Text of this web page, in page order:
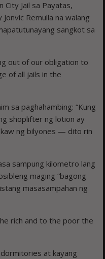
City Jail sa Payatas,
Remulla na walang
sangkot sa
out of our obligation to
of all jails in the
sa paghahambing: “Kung
shoplifter ng lotion ay
ng bilyones — dito rin
sampung kilometro lang
maging “bagong
masasampahan ng
rich and to the poor the
at kayang